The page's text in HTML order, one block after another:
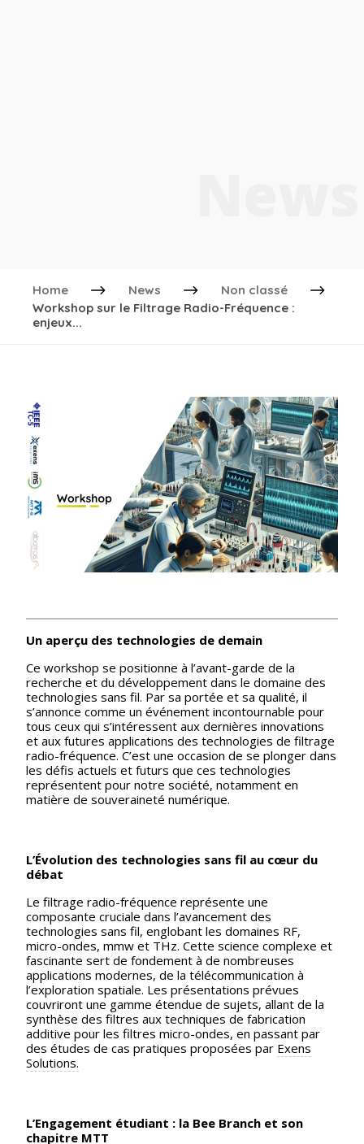
Home News
Non classé
Workshop sur le Filtrage Radio-Fréquence :
enjeux...
Un aperçu des technologies de demain
Ce workshop se positionne à l’avant-garde de la
recherche et du développement dans le domaine des
technologies sans fil. Par sa portée et sa qualité, il
s’annonce comme un événement incontournable pour
tous ceux qui s’intéressent aux dernières innovations
et aux futures applications des technologies de filtrage
radio-fréquence. C’est une occasion de se plonger dans
les défis actuels et futurs que ces technologies
représentent pour notre société, notamment en
matière de souveraineté numérique.
L’Évolution des technologies sans fil au cœur du
débat
Le filtrage radio-fréquence représente une
composante cruciale dans l’avancement des
technologies sans fil, englobant les domaines RF,
micro-ondes, mmw et THz. Cette science complexe et
fascinante sert de fondement à de nombreuses
applications modernes, de la télécommunication à
l’exploration spatiale. Les présentations prévues
couvriront une gamme étendue de sujets, allant de la
synthèse des filtres aux techniques de fabrication
additive pour les filtres micro-ondes, en passant par
des études de cas pratiques proposées par Exens
Solutions.
L’Engagement étudiant : la Bee Branch et son
chapitre MTT